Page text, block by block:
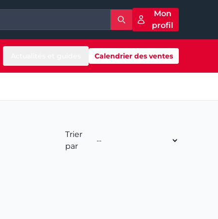
Mon
profil
Calendrier des ventes
Trier
par